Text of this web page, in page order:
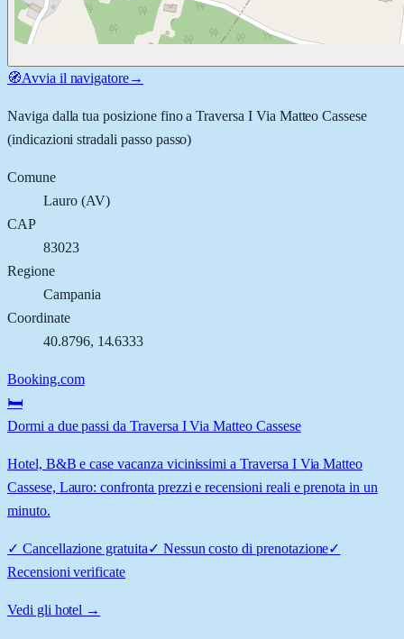
🧭Avvia il navigatore→
Naviga dalla tua posizione fino aTraversa I Via Matteo Cassese
(indicazioni stradali passo passo)
Comune
Lauro(AV)
CAP
83023
Regione
Campania
Coordinate
40.8796, 14.6333
Booking.com
🛏️
Dormi a due passi da Traversa I Via Matteo Cassese
Hotel, B&B e case vacanza vicinissimi a Traversa I Via Matteo
Cassese, Lauro: confronta prezzi e recensioni reali e prenota in un
minuto.
✓ Cancellazione gratuita✓ Nessun costo di prenotazione✓
Recensioni verificate
Vedi gli hotel →